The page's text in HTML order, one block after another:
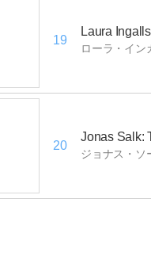
19
Laura
ローラ・イン
20
Jonas Salk:
ジョナス・ソ